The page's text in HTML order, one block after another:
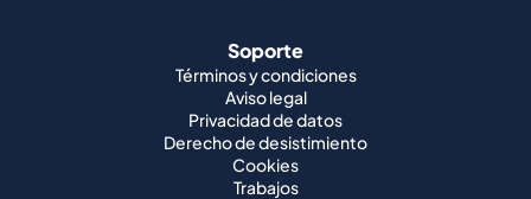
Soporte
Términos y condiciones
Aviso legal
Privacidad de datos
Derecho de desistimiento
Cookies
Trabajos